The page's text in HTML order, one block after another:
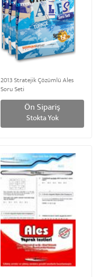
2013 Stratejik Çözümlü Ales
Soru Seti
Ön Sipariş
Stokta Yok